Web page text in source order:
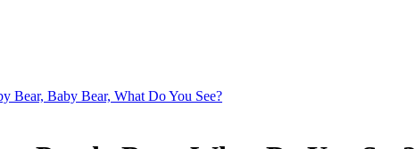
Bear, Baby Bear, What Do You See?